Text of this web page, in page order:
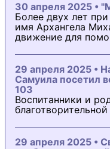
30 апреля 2025 •
Более двух лет
имя Архангела
движение для
29 апреля 2025 •
Самуила посетил
103
Воспитанники и
29 апреля 2025 •